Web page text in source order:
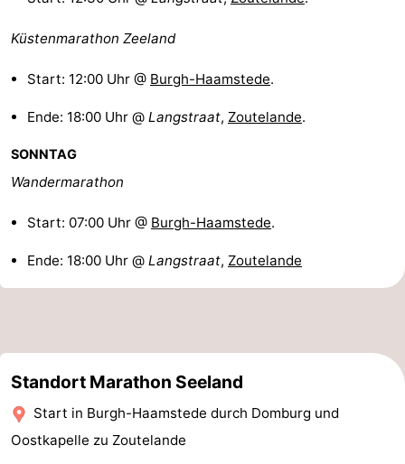
Oosterschelde
Burgh
Haamstede
-
Natur
Kop
van
Walcheren
-
Veere
-
Mantelingen
Westkapelle
-
Walcherse
Dishoek
-
Küstenmarathon Zeeland
Start: 12:00 Uhr @ Burgh-Haamstede.
Ende: 18:00 Uhr @ Langstraat, Zoutelande.
SONNTAG
Wandermarathon
Start: 07:00 Uhr @ Burgh-Haamstede.
Ende: 18:00 Uhr @ Langstraat, Zoutelande
Standort Marathon Seeland
Start in Burgh-Haamstede durch Domburg und
Oostkapelle zu Zoutelande